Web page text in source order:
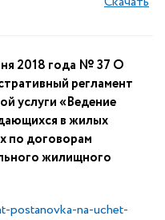
2018 года № 37 О
регламент
услуги «Ведение
в жилых
по договорам
жилищного
postanovka-na-uchet-